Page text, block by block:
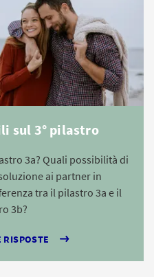
sul 3° pilastro
3a? Quali possibilità di
ai partner in
tra il pilastro 3a e il
3b?
RISPOSTE